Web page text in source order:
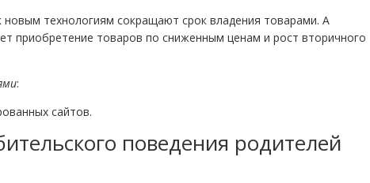
технологиям сокращают срок владения товарами. А
приобретение товаров по сниженным ценам и рост вторичного
:
сайтов.
поведения родителей